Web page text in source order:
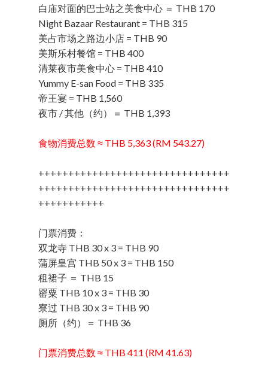
白庙对面的巴士站之美食中心 ＝ THB 170
Night Bazaar Restaurant = THB 315
美占市场之路边小店 = THB 90
美斯乐村餐馆 = THB 400
清莱夜市美食中心 = THB 410
Yummy E-san Food = THB 335
帝王宴 = THB 1,560
夜市 / 其他（约）＝ THB 1,393
食物消费总数 ≈ THB 5,363 (RM 543.27)
++++++++++++++++++++++++++++++++
++++++++++++++++++++++++++++++++
+++++++++++
门票消费：
双龙寺 THB 30 x 3 = THB 90
蒲屏皇宫 THB 50 x 3 = THB 150
租裙子 ＝ THB 15
罂粟 THB 10 x 3 = THB 30
寮过 THB 30 x 3 = THB 90
厕所（约）＝ THB 36
门票消费总数 ≈ THB 411 (RM 41.63)